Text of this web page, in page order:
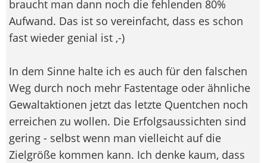
braucht man dann noch die fehlenden 80%
Aufwand. Das ist so vereinfacht, dass es schon
fast wieder genial ist ,-)
In dem Sinne halte ich es auch für den falschen
Weg durch noch mehr Fastentage oder ähnliche
Gewaltaktionen jetzt das letzte Quentchen noch
erreichen zu wollen. Die Erfolgsaussichten sind
gering - selbst wenn man vielleicht auf die
Zielgröße kommen kann. Ich denke kaum, dass